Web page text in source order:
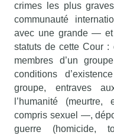
crimes les plus
communauté
avec une grande —
statuts de cette Cour :
membres d’un
conditions
groupe, entraves
l’humanité
compris sexuel —,
guerre (homicide,